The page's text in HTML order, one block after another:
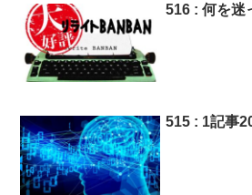
516 : 何を迷
515 : 1記事